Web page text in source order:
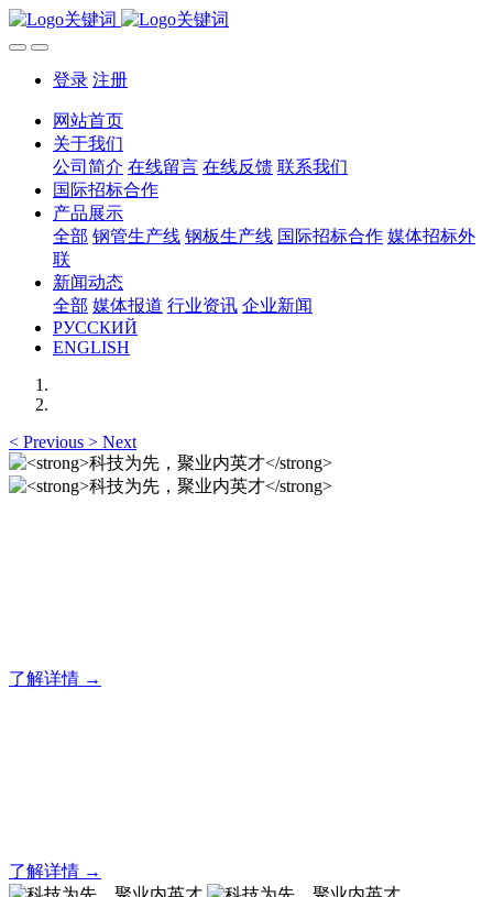
登录 注册
网站首页
关于我们
公司简介 在线留言 在线反馈 联系我们
国际招标合作
产品展示
全部 钢管生产线 钢板生产线 国际招标合作 媒体招标外
联
新闻动态
全部 媒体报道 行业资讯 企业新闻
РУССКИЙ
ENGLISH
< Previous > Next
了解详情 →
了解详情 →